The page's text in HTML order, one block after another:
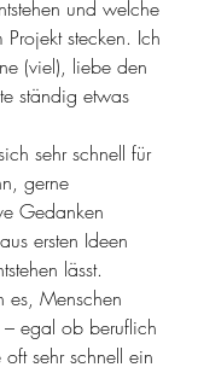
und welche
stecken. Ich
(viel), liebe den
ständig etwas
sehr schnell für
gerne
Gedanken
ersten Ideen
lässt.
Menschen
egal ob beruflich
sehr schnell ein